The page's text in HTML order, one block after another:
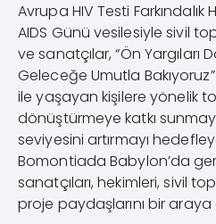
Avrupa HIV Testi Farkındalık
AIDS Günü vesilesiyle sivil
ve sanatçılar, “Ön Yargıları
Geleceğe Umutla
ile yaşayan kişilere yönelik
dönüştürmeye katkı
seviyesini artırmayı
Bomontiada Babylon’da
sanatçıları, hekimleri, sivil
proje paydaşlarını bir araya